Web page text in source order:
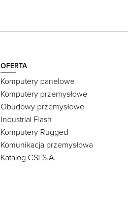
OFERTA
Komputery panelowe
Komputery przemysłowe
Obudowy przemysłowe
Industrial Flash
Komputery Rugged
Komunikacja przemysłowa
Katalog CSI S.A.